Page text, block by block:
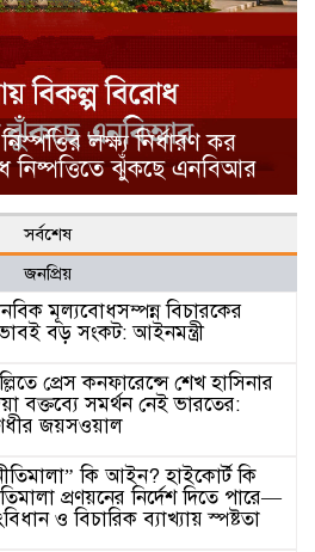
লক্ষ্য নির্ধারণ কর
নিষ্পত্তিতে ঝুঁকছে এনবিআর
সর্বশেষ
জনপ্রিয়
মূল্যবোধসম্পন্ন বিচারকের
বড় সংকট: আইনমন্ত্রী
প্রেস কনফারেন্সে শেখ হাসিনার
বক্তব্যে সমর্থন নেই ভারতের:
জয়সওয়াল
কি আইন? হাইকোর্ট কি
প্রণয়নের নির্দেশ দিতে পারে—
ও বিচারিক ব্যাখ্যায় স্পষ্টতা